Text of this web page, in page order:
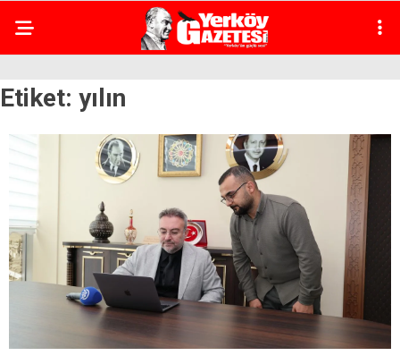
Etiket: yılın